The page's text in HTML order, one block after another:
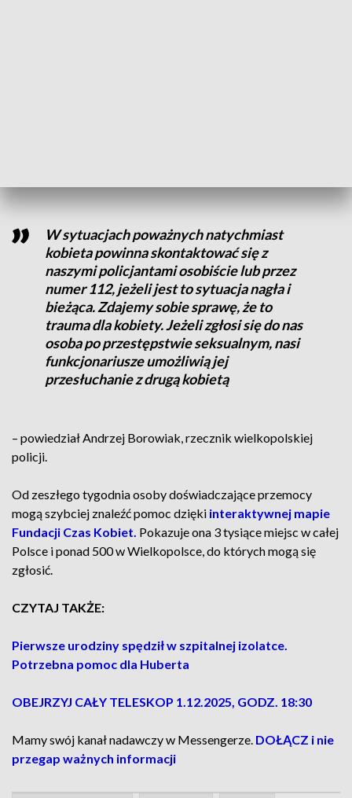
W sytuacjach poważnych natychmiast
kobieta powinna skontaktować się z
naszymi policjantami osobiście lub przez
numer 112, jeżeli jest to sytuacja nagła i
bieżąca. Zdajemy sobie sprawę, że to
trauma dla kobiety. Jeżeli zgłosi się do nas
osoba po przestępstwie seksualnym, nasi
funkcjonariusze umożliwią jej
przesłuchanie z drugą kobietą
– powiedział Andrzej Borowiak, rzecznik wielkopolskiej
policji.
Od zeszłego tygodnia osoby doświadczające przemocy
mogą szybciej znaleźć pomoc dzięki interaktywnej mapie
Fundacji Czas Kobiet. Pokazuje ona 3 tysiące miejsc w całej
Polsce i ponad 500 w Wielkopolsce, do których mogą się
zgłosić.
CZYTAJ TAKŻE:
Pierwsze urodziny spędził w szpitalnej izolatce.
Potrzebna pomoc dla Huberta
OBEJRZYJ CAŁY TELESKOP 1.12.2025, GODZ. 18:30
Mamy swój kanał nadawczy w Messengerze. DOŁĄCZ i nie
przegap ważnych informacji